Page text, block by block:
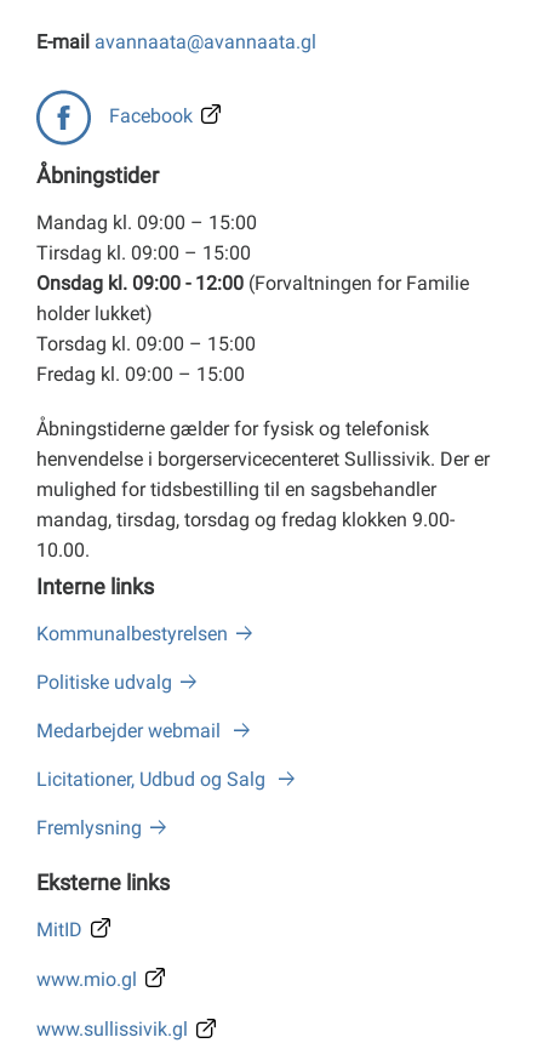
E-mail avannaata@avannaata.gl
Facebook
Åbningstider
Mandag kl. 09:00 – 15:00
Tirsdag kl. 09:00 – 15:00
Onsdag kl. 09:00 - 12:00 (Forvaltningen for Familie
holder lukket)
Torsdag kl. 09:00 – 15:00
Fredag kl. 09:00 – 15:00
Åbningstiderne gælder for fysisk og telefonisk
henvendelse i borgerservicecenteret Sullissivik. Der er
mulighed for tidsbestilling til en sagsbehandler
mandag, tirsdag, torsdag og fredag klokken 9.00-
10.00.
Interne links
Kommunalbestyrelsen
Politiske udvalg
Medarbejder webmail
Licitationer, Udbud og Salg
Fremlysning
Eksterne links
MitID
www.mio.gl
www.sullissivik.gl